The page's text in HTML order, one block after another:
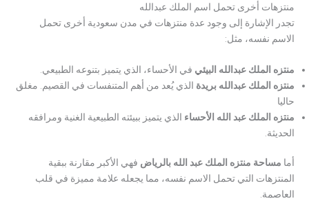
منتزهات أخرى تحمل اسم الملك عبدالله
تجدر الإشارة إلى وجود عدة منتزهات في مدن سعودية أخرى تحمل
الاسم نفسه، مثل:
منتزه الملك عبدالله البيئي في الأحساء، الذي يتميز بتنوعه الطبيعي.
منتزه الملك عبدالله بريدة الذي يُعد من أهم المتنفسات في القصيم. مغلق
حاليا
منتزه الملك عبد الله الأحساء الذي يتميز ببيئته الطبيعية الغنية ومرافقه
الحديثة.
أما مساحة منتزه الملك عبد الله بالرياض فهي الأكبر مقارنة ببقية
المنتزهات التي تحمل الاسم نفسه، مما يجعله علامة مميزة في قلب
العاصمة.